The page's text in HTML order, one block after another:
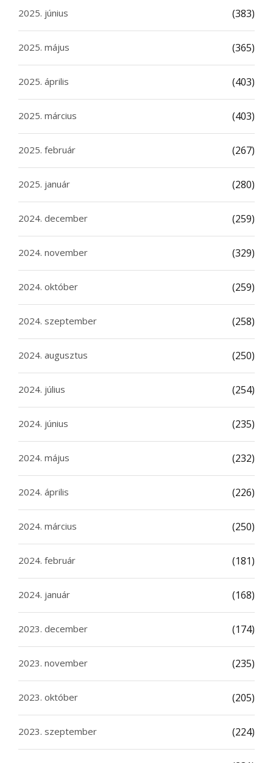
2025. június (383)
2025. május (365)
2025. április (403)
2025. március (403)
2025. február (267)
2025. január (280)
2024. december (259)
2024. november (329)
2024. október (259)
2024. szeptember (258)
2024. augusztus (250)
2024. július (254)
2024. június (235)
2024. május (232)
2024. április (226)
2024. március (250)
2024. február (181)
2024. január (168)
2023. december (174)
2023. november (235)
2023. október (205)
2023. szeptember (224)